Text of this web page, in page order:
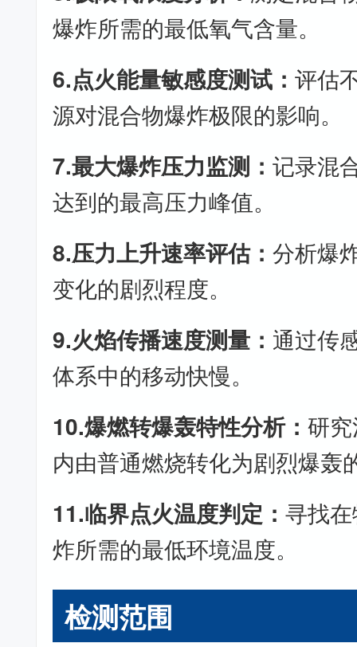
爆炸所需的最低氧气含量。
6.点火能量敏感度测试：评估
源对混合物爆炸极限的影响。
7.最大爆炸压力监测：记录混
达到的最高压力峰值。
8.压力上升速率评估：分析爆
变化的剧烈程度。
9.火焰传播速度测量： 通过传
体系中的移动快慢。
10.爆燃转爆轰特性分析：研
内由普通燃烧转化为剧烈爆轰
11.临界点火温度判定：寻找
炸所需的最低环境温度。
检测范围